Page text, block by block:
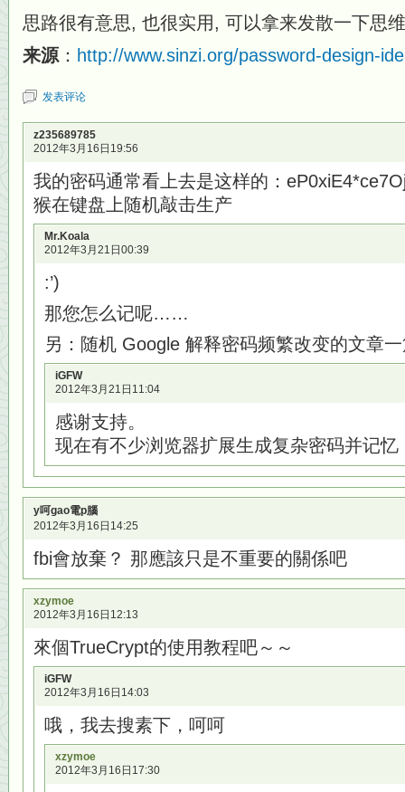
思路很有意思, 也很实用, 可以拿来发散一下思
来源 ： http://www.sinzi.org/password-design-
发表评论
z235689785
2012年3月16日19:56
我的密码通常看上去是这样的：
猴在键盘上随机敲击生产
Mr.Koala
2012年3月21日00:39
:’)
那您怎么记呢……
另：随机 Google 解释密码频繁改变的文章
iGFW
2012年3月21日11:04
感谢支持。
现在有不少浏览器扩展生成复杂密码并记忆
y呵gao電p腦
2012年3月16日14:25
fbi會放棄？ 那應該只是不重要的關係吧
xzymoe
2012年3月16日12:13
來個TrueCrypt的使用教程吧～～
iGFW
2012年3月16日14:03
哦，我去搜素下，呵呵
xzymoe
2012年3月16日17:30